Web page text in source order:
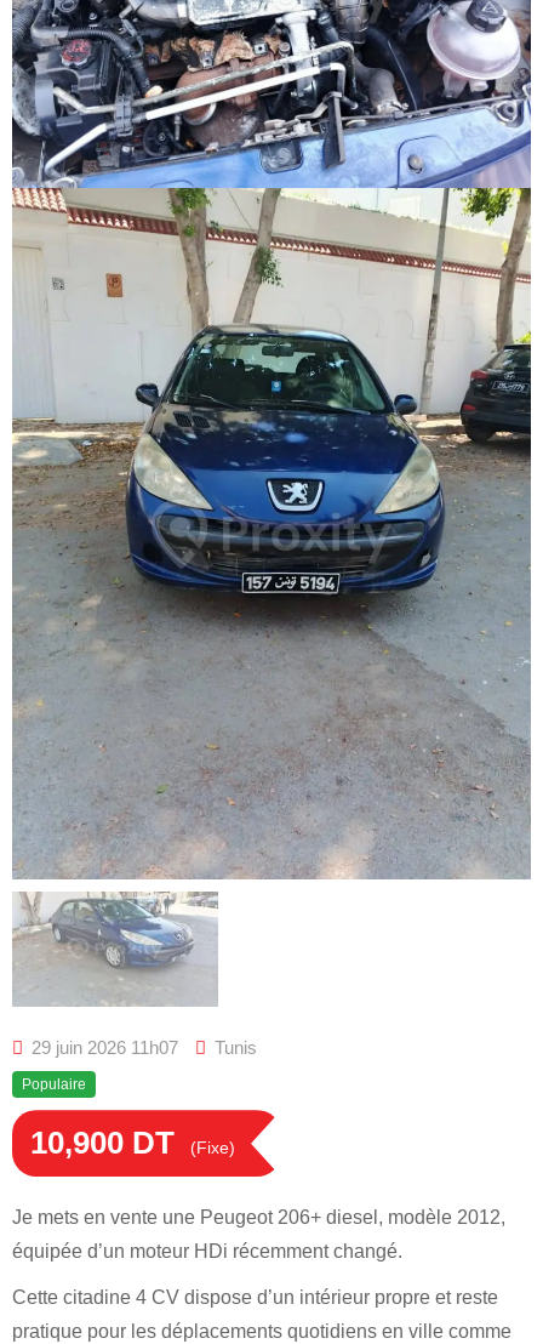
29 juin 2026 11h07 Tunis
Populaire
10,900 DT (Fixe)
Je mets en vente une Peugeot 206+ diesel, modèle 2012,
équipée d’un moteur HDi récemment changé.
Cette citadine 4 CV dispose d’un intérieur propre et reste
pratique pour les déplacements quotidiens en ville comme